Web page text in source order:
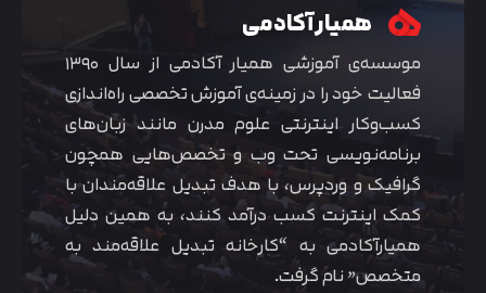
همیار آکادمی
موسسه‌ی آموزشی همیار آکادمی از سال ۱۳۹۰
فعالیت خود را در زمینه‌ی آموزش تخصصی راه‌اندازی
کسب‌و‌کار اینترنتی علوم مدرن مانند زبان‌های
برنامه‌نویسی تحت وب و تخصص‌هایی همچون
گرافیک و وردپرس، با هدف تبدیل علاقه‌مندان با
کمک اینترنت کسب درآمد کنند، به همین دلیل
همیارآکادمی به “کارخانه تبدیل علاقه‌مند به
متخصص” نام گرفت.